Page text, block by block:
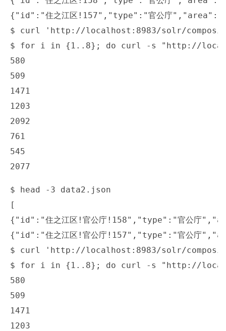
{"id":"住之江区!157","type":"官公庁","area":"住之
$ curl 'http://localhost:8983/solr/
$ for i in {1..8}; do curl -s "http://
580
509
1471
1203
2092
761
545
$ head -3 data2.json
[
{"id":"住之江区!官公庁!158","type":"官公庁
{"id":"住之江区!官公庁!157","type":"官公庁
$ curl 'http://localhost:8983/solr/
$ for i in {1..8}; do curl -s "http://
580
509
1471
1203